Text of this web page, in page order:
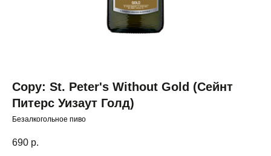
Copy: St. Peter's Without Gold (Сейнт
Питерс Уизаут Голд)
Безалкогольное пиво
690 р.